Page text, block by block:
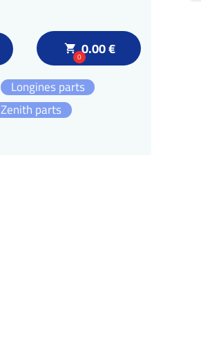
local_grocery_store
00.00 €
Zenith parts
Longines parts